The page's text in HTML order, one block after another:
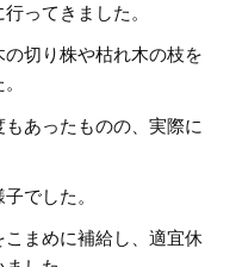
ってきました。
切り株や枯れ木の枝を
あったものの、実際に
でした。
まめに補給し、適宜休